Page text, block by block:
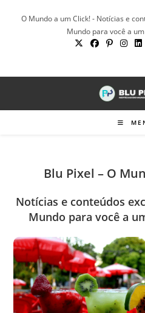
O Mundo a um Click! - Notícias e
Mundo para você a
Blu Pixel – O
Notícias e conteúdos
Mundo para você a